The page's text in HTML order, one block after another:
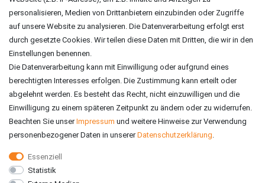
VERSAND
personalisieren, Medien von Drittanbietern einzubinden oder Zugriffe
auf unsere Website zu analysieren. Die Datenverarbeitung erfolgt erst
durch gesetzte Cookies. Wir teilen diese Daten mit Dritten, die wir in den
Einstellungen benennen.
Die Datenverarbeitung kann mit Einwilligung oder aufgrund eines
berechtigten Interesses erfolgen. Die Zustimmung kann erteilt oder
abgelehnt werden. Es besteht das Recht, nicht einzuwilligen und die
Einwilligung zu einem späteren Zeitpunkt zu ändern oder zu widerrufen.
Beachten Sie unserImpressum und weitere Hinweise zur Verwendung
personenbezogener Daten in unsererDaten­schutz­erklärung.
Essenziell
Statistik